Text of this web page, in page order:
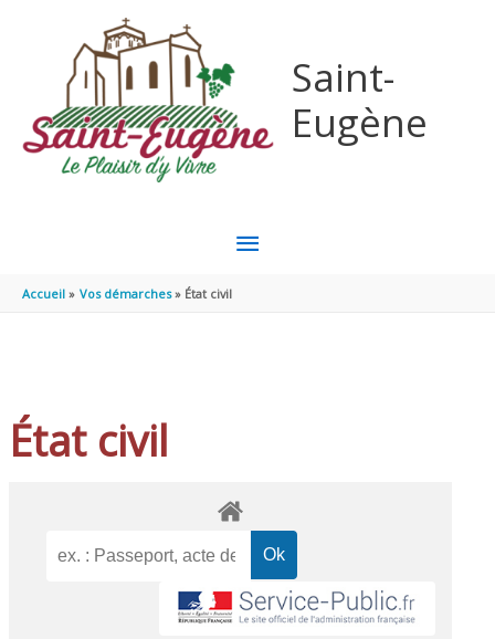
Saint-
Eugène
MENU
Accueil Vos démarches État civil
État civil